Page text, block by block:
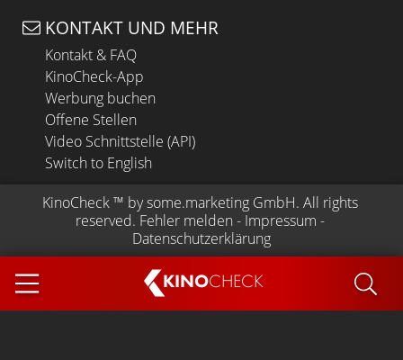
KINOCHECK
KONTAKT UND MEHR
Kontakt & FAQ
KinoCheck-App
Werbung buchen
Offene Stellen
Video Schnittstelle (API)
Switch to English
KinoCheck ™ by some.marketing GmbH. All rights
reserved. Fehler melden - Impressum -
Datenschutzerklärung